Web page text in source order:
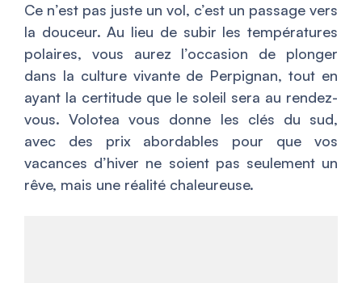
Ce n’est pas juste un vol, c’est un passage vers
la douceur. Au lieu de subir les températures
polaires, vous aurez l’occasion de plonger
dans la culture vivante de Perpignan, tout en
ayant la certitude que le soleil sera au rendez-
vous. Volotea vous donne les clés du sud,
avec des prix abordables pour que vos
vacances d’hiver ne soient pas seulement un
rêve, mais une réalité chaleureuse.